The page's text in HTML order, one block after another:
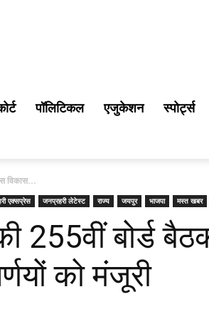
पॉलिटिकल एजुकेशन स्पोर्ट्स
विकास...
एक्सप्रेस जनप्रहरी लेटेस्ट राज्य जयपुर भाजपा मस्त खबर
255वीं बोर्ड
को मंजूरी